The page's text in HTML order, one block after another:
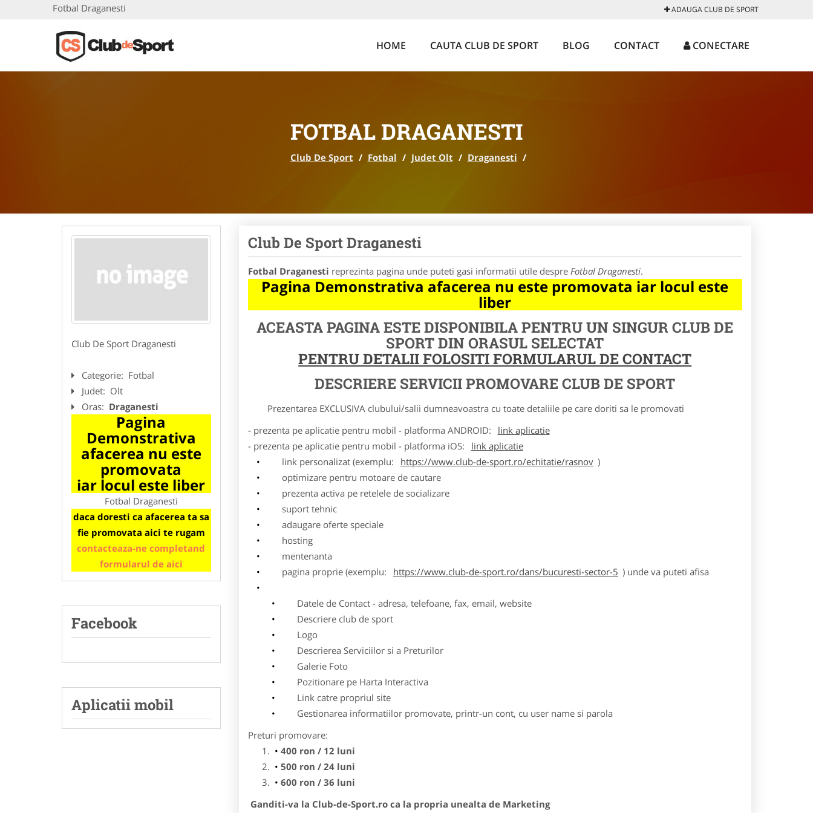
Fotbal Draganesti ADAUGA CLUB DE SPORT
HOME CAUTA CLUB DE SPORT BLOG CONTACT CONECTARE
FOTBAL DRAGANESTI
Club De Sport / Fotbal / Judet Olt / Draganesti /
Club De Sport Draganesti
Categorie: Fotbal
Judet: Olt
Oras: Draganesti
Pagina
Demonstrativa
afacerea nu este
promovata
iar locul este liber
Fotbal Draganesti
daca doresti ca afacerea ta sa
fie promovata aici te rugam
contacteaza-ne completand
formularul de aici
Facebook
Aplicatii mobil
Club De Sport Draganesti
Fotbal Draganesti reprezinta pagina unde puteti gasi informatii utile despre Fotbal Draganesti.
Pagina Demonstrativa afacerea nu este promovata iar locul este
liber
ACEASTA PAGINA ESTE DISPONIBILA PENTRU UN SINGUR CLUB DE
SPORT DIN ORASUL SELECTAT
PENTRU DETALII FOLOSITI FORMULARUL DE CONTACT
DESCRIERE SERVICII PROMOVARE CLUB DE SPORT
Prezentarea EXCLUSIVA clubului/salii dumneavoastra cu toate detaliile pe care doriti sa le promovati
- prezenta pe aplicatie pentru mobil - platforma ANDROID:
link aplicatie
- prezenta pe aplicatie pentru mobil - platforma iOS:
link aplicatie
link personalizat (exemplu:
https://www.club-de-sport.ro/echitatie/rasnov )
optimizare pentru motoare de cautare
prezenta activa pe retelele de socializare
suport tehnic
adaugare oferte speciale
hosting
mentenanta
pagina proprie (exemplu:
https://www.club-de-sport.ro/dans/bucuresti-sector-5 ) unde va puteti afisa
Datele de Contact - adresa, telefoane, fax, email, website
Descriere club de sport
Logo
Descrierea Serviciilor si a Preturilor
Galerie Foto
Pozitionare pe Harta Interactiva
Link catre propriul site
Gestionarea informatiilor promovate, printr-un cont, cu user name si parola
Preturi promovare:
400 ron / 12 luni
500 ron / 24 luni
600 ron / 36 luni
Ganditi-va la Club-de-Sport.ro ca la propria unealta de Marketing